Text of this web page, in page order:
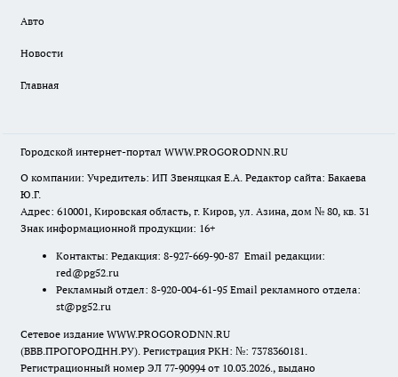
Авто
Новости
Главная
Городской интернет-портал WWW.PROGORODNN.RU
О компании: Учредитель: ИП Звеняцкая Е.А. Редактор сайта: Бакаева
Ю.Г.
Адрес: 610001, Кировская область, г. Киров, ул. Азина, дом № 80, кв. 31
Знак информационной продукции: 16+
Контакты: Редакция: 8-927-669-90-87 Email редакции:
red@pg52.ru
Рекламный отдел: 8-920-004-61-95 Email рекламного отдела:
st@pg52.ru
Сетевое издание WWW.PROGORODNN.RU
(ВВВ.ПРОГОРОДНН.РУ). Регистрация РКН: №: 7378360181.
Регистрационный номер ЭЛ 77-90994 от 10.03.2026., выдано